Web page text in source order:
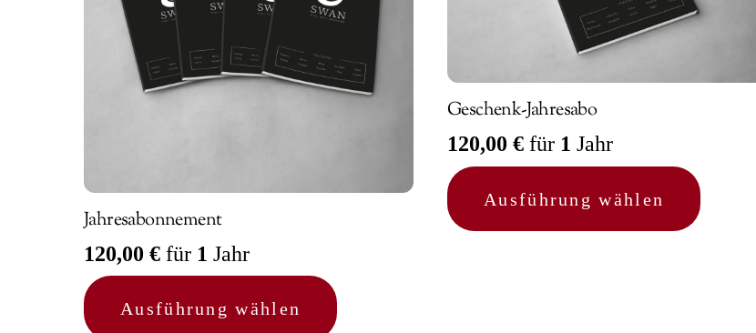
Jahresabonnement
120,00 € für 1 Jahr
Ausführung wählen
Produkt
Geschenk-Jahresabo
120,00€ für 1 Jahr
Ausführung wählen
Produkt